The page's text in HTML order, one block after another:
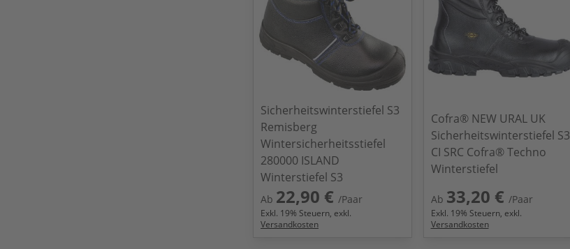
Sicherheitswinterstiefel S3
Remisberg
Wintersicherheitsstiefel
280000 ISLAND
Winterstiefel S3
Ab 22,90 € /Paar
Exkl. 19% Steuern, exkl.
Versandkosten
Cofra® NEW URAL UK
Sicherheitswinterstiefel S3
CI SRC Cofra® Techno
Winterstiefel
Ab 33,20 € /Paar
Exkl. 19% Steuern, exkl.
Versandkosten